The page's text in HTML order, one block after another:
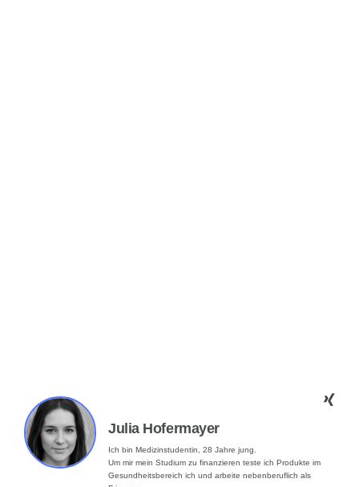
Julia Hofermayer
Ich bin Medizinstudentin, 28 Jahre jung.
Um mir mein Studium zu finanzieren teste ich Produkte im
Gesundheitsbereich ich und arbeite nebenberuflich als